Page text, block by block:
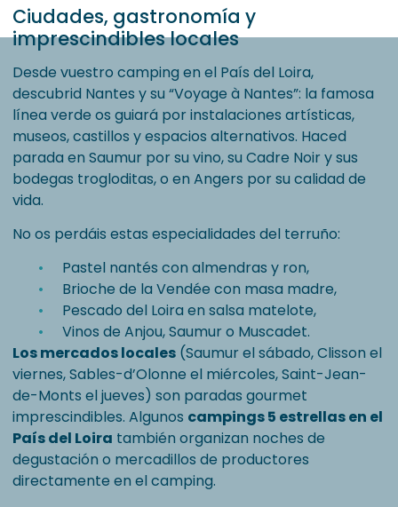
Ciudades, gastronomía y
imprescindibles locales
Desde vuestro camping en el País del Loira,
descubrid Nantes y su “Voyage à Nantes”: la famosa
línea verde os guiará por instalaciones artísticas,
museos, castillos y espacios alternativos. Haced
parada en Saumur por su vino, su Cadre Noir y sus
bodegas trogloditas, o en Angers por su calidad de
vida.
No os perdáis estas especialidades del terruño:
Pastel nantés con almendras y ron,
Brioche de la Vendée con masa madre,
Pescado del Loira en salsa matelote,
Vinos de Anjou, Saumur o Muscadet.
Los mercados locales (Saumur el sábado, Clisson el
viernes, Sables-d’Olonne el miércoles, Saint-Jean-
de-Monts el jueves) son paradas gourmet
imprescindibles. Algunos campings 5 estrellas en el
País del Loira también organizan noches de
degustación o mercadillos de productores
directamente en el camping.